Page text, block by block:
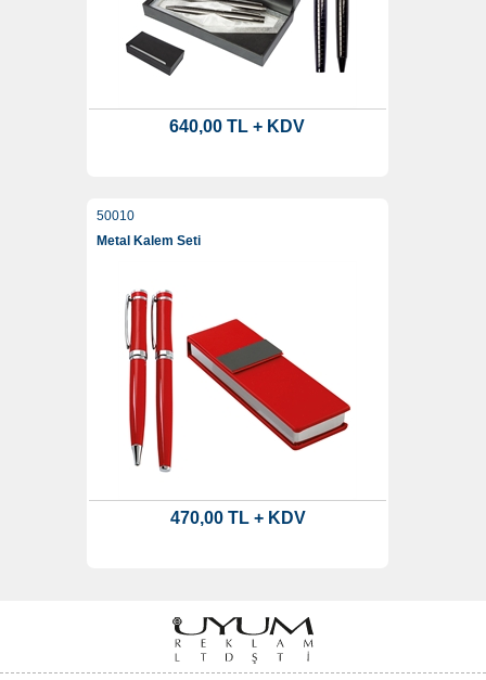
640,00 TL + KDV
50010
Metal Kalem Seti
470,00 TL + KDV